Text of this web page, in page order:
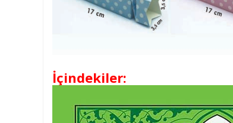
İçindekiler: